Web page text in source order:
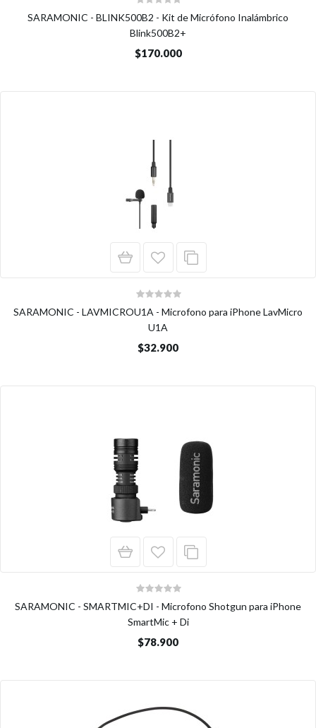
SARAMONIC - BLINK500B2 - Kit de Micrófono Inalámbrico
Blink500B2+
$170.000
SARAMONIC - LAVMICROU1A - Microfono para iPhone LavMicro
U1A
$32.900
SARAMONIC - SMARTMIC+DI - Microfono Shotgun para iPhone
SmartMic + Di
$78.900